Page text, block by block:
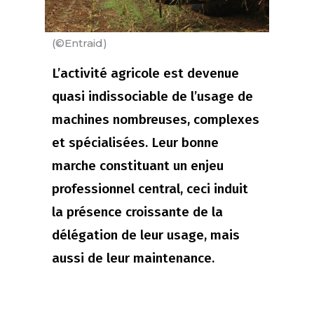
(©Entraid)
L’activité agricole est devenue
quasi indissociable de l’usage de
machines nombreuses, complexes
et spécialisées. Leur bonne
marche constituant un enjeu
professionnel central, ceci induit
la présence croissante de la
délégation de leur usage, mais
aussi de leur maintenance.